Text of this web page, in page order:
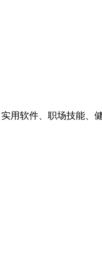
用软件、职场技能、